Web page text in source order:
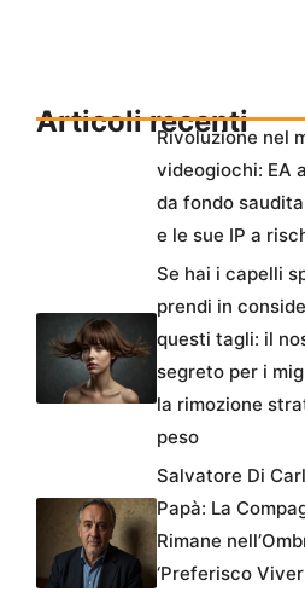
Articoli recenti
Rivoluzione nel
videogiochi: EA
da fondo
e le sue IP a
Se hai i capelli
prendi in
questi tagli: il
segreto per i
la rimozione
peso
Salvatore Di
Papà: La
Rimane
‘Preferisco